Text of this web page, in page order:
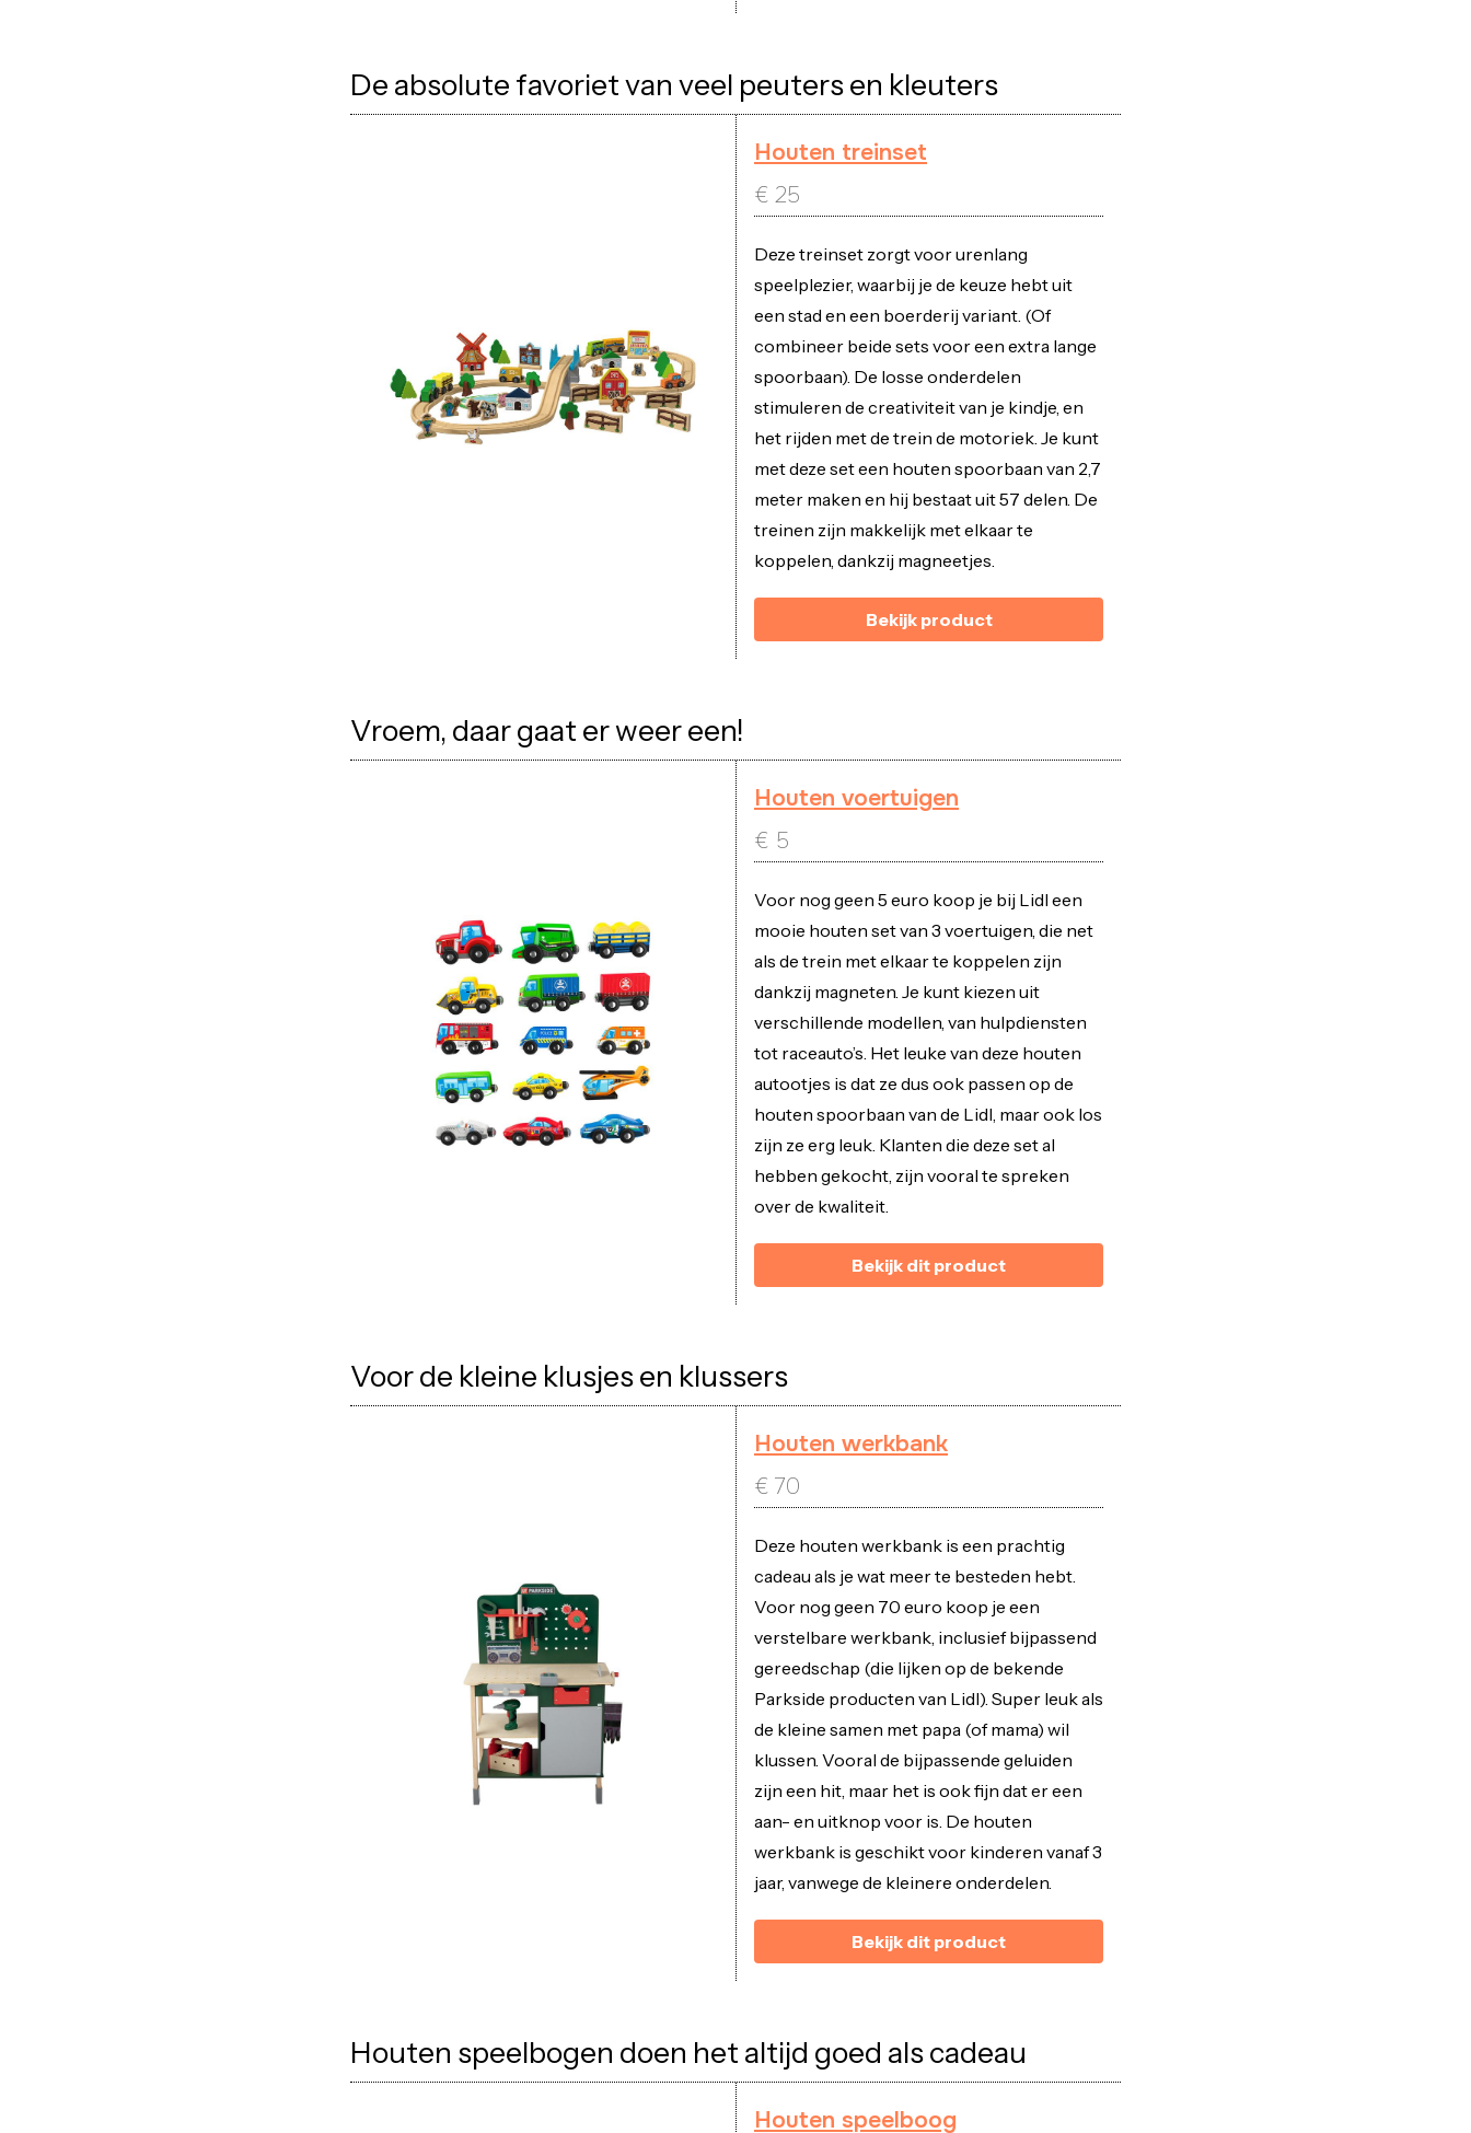
De absolute favoriet van veel peuters en kleuters
Houten treinset
€ 25
Deze treinset zorgt voor urenlang
speelplezier, waarbij je de keuze hebt uit
een stad en een boerderij variant. (Of
combineer beide sets voor een extra lange
spoorbaan). De losse onderdelen
stimuleren de creativiteit van je kindje, en
het rijden met de trein de motoriek. Je kunt
met deze set een houten spoorbaan van 2,7
meter maken en hij bestaat uit 57 delen. De
treinen zijn makkelijk met elkaar te
koppelen, dankzij magneetjes.
Bekijk product
Vroem, daar gaat er weer een!
Houten voertuigen
€ 5
Voor nog geen 5 euro koop je bij Lidl een
mooie houten set van 3 voertuigen, die net
als de trein met elkaar te koppelen zijn
dankzij magneten. Je kunt kiezen uit
verschillende modellen, van hulpdiensten
tot raceauto’s. Het leuke van deze houten
autootjes is dat ze dus ook passen op de
houten spoorbaan van de Lidl, maar ook los
zijn ze erg leuk. Klanten die deze set al
hebben gekocht, zijn vooral te spreken
over de kwaliteit.
Bekijk dit product
Voor de kleine klusjes en klussers
Houten werkbank
€ 70
Deze houten werkbank is een prachtig
cadeau als je wat meer te besteden hebt.
Voor nog geen 70 euro koop je een
verstelbare werkbank, inclusief bijpassend
gereedschap (die lijken op de bekende
Parkside producten van Lidl). Super leuk als
de kleine samen met papa (of mama) wil
klussen. Vooral de bijpassende geluiden
zijn een hit, maar het is ook fijn dat er een
aan- en uitknop voor is. De houten
werkbank is geschikt voor kinderen vanaf 3
jaar, vanwege de kleinere onderdelen.
Bekijk dit product
Houten speelbogen doen het altijd goed als cadeau
Houten speelboog